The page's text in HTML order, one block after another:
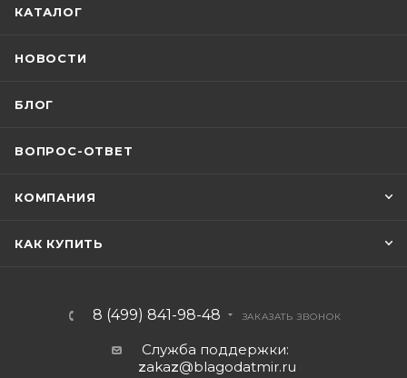
КАТАЛОГ
НОВОСТИ
БЛОГ
ВОПРОС-ОТВЕТ
КОМПАНИЯ
КАК КУПИТЬ
8 (499) 841-98-48 ЗАКАЗАТЬ ЗВОНОК
Служба поддержки:
zakaz@blagodatmir.ru